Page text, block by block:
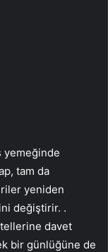
yemeğinde
tam da
yeniden
değiştirir. .
davet
bir günlüğüne de